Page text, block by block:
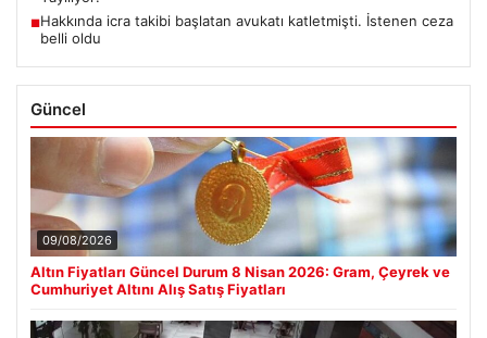
■Hakkında icra takibi başlatan avukatı katletmişti. İstenen ceza
belli oldu
Güncel
09/08/2026
Altın Fiyatları Güncel Durum 8 Nisan 2026: Gram, Çeyrek ve
Cumhuriyet Altını Alış Satış Fiyatları